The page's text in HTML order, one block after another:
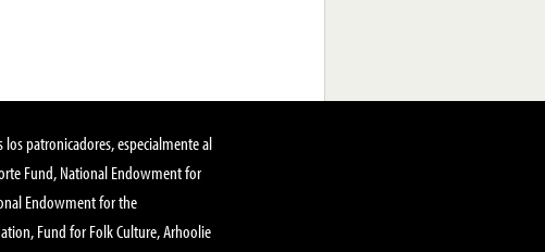
los patronicadores, especialmente al
Fund, National Endowment for
Endowment for the
Fund for Folk Culture, Arhoolie